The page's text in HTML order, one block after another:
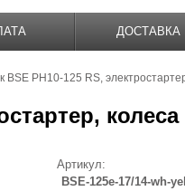
ДОСТАВКА
BSE PH10-125 RS,
Артикул:
BSE-125e-17/14-wh-